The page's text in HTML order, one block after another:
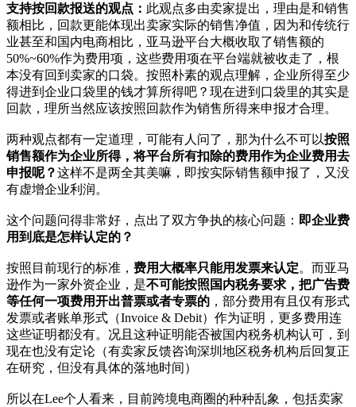
支持按回款报送的观点： 此观点多由卖家提出，理由是和销售
额相比，回款更能体现出卖家实际的销售净值，因为和传统行
业甚至和国内电商相比，亚马逊平台大概收取了销售额的
50%~60%作为费用项，这些费用项在平台端就被收走了，根
本没有回到卖家的口袋。按照朴素的观点理解，企业所得至少
得进到企业口袋里的钱才算所得吧？现在进到口袋里的其实是
回款，理所当然应该按照回款作为销售所得来申报才合理。
两种观点都有一定道理，可能有人问了，那为什么不可以按照
销售额作为企业所得，将平台所有扣除的费用作为企业费用去
申报呢？这样不是两全其美嘛，即按实际销售额申报了，又没
有虚增企业利润。
这个问题问得非常好，点出了双方争执的核心问题： 即企业费
用到底是怎样认定的？
按照目前现行的标准， 费用大概率只能用发票来认定。而亚马
逊作为一家外资企业，是不可能按照国内税务要求，把广告费
等任何一项费用开出普票或者专票的 ，部分费用有且仅有形式
发票或者账单形式（Invoice & Debit）作为证明，更多费用连
这些证明都没有。况且这种证明能否被国内税务机构认可，到
现在也没有定论（有卖家反馈咨询深圳地区税务机构后回复正
在研究，但没有具体的落地时间）
所以在Lee个人看来，目前跨境电商圈的种种乱象，包括卖家